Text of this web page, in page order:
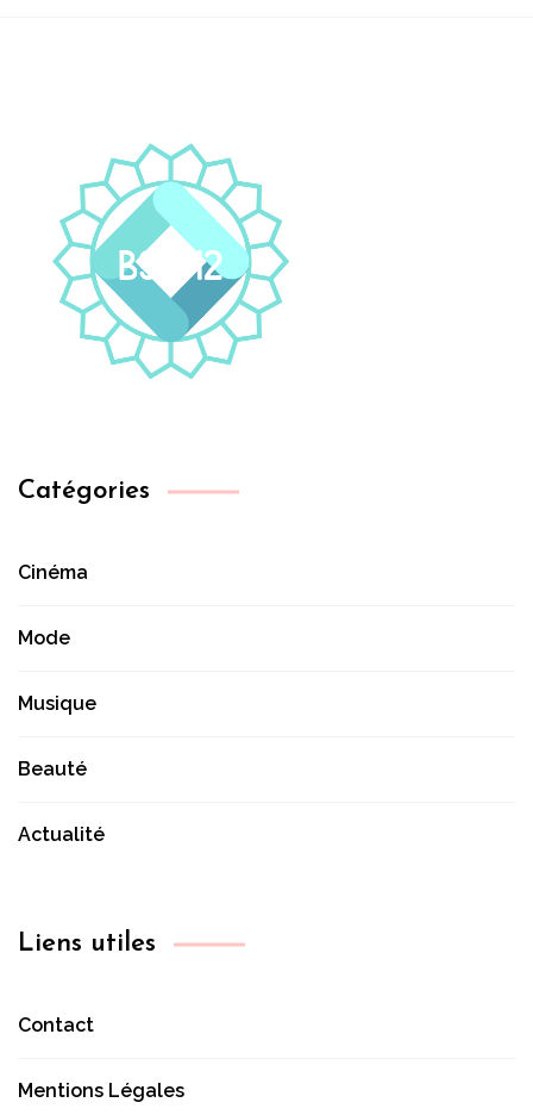
Catégories
Cinéma
Mode
Musique
Beauté
Actualité
Liens utiles
Contact
Mentions Légales